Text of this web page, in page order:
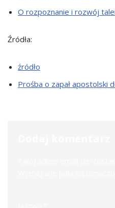
O rozpoznanie i rozwój
Źródła:
źródło
Prośba o zapał apostolski